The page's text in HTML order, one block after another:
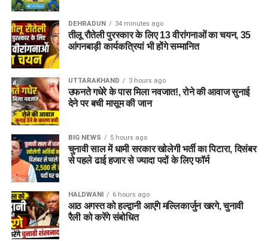
नाले में पड़ा मिला शव
रात करीब 12:45 बजे पुलिस को सूचना मिली कि माजरा क्षेत्र में सड़क
किनारे बने नाले में एक युवक फंसा हुआ है। सूचना मिलते ही पुलिस और
फायर सर्विस की टीम मौके पर पहुंची और काफी प्रयास के बाद युवक को
बाहर निकाला। जांच में पता चला कि उसकी मौत हो चुकी थी।
पुलिस मामले की जांच में जुटी
प्रारंभिक जांच के अनुसार आशंका है कि अमित अंधेरे या फिसलन के कारण
नाले में गिर गया और पानी के तेज बहाव या डूबने से उसकी जान चली गई।
हालांकि, मौत के सही कारणों का पता पोस्टमार्टम रिपोर्ट आने के बाद ही चल
DEHRADUN 34 minutes ago
तीलू रौतेली पुरस्कार के लिए 13 वीरांगनाओं का चयन, 35
आंगनबाड़ी कार्यकत्रियां भी होंगे सम्मानित
UTTARAKHAND 3 hours ago
उफनते गधेरे के पास मिला नवजात!, रोने की आवाज सुनाई
देने पर बची मासूम की जान
BIG NEWS 5 hours ago
चुनावी साल में धामी सरकार खोलेगी भर्ती का पिटारा, दिसंबर
से पहले ढाई हजार से ज्यादा पदों के लिए फॉर्म
HALDWANI 6 hours ago
आठ अगस्त को हल्द्वानी आएंगे मल्लिकार्जुन खरगे, चुनावी
रैली को करेंगे संबोधित